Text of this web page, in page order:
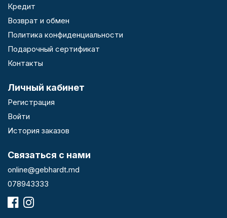
Кредит
Возврат и обмен
Политика конфиденциальности
Подарочный сертификат
Контакты
Личный кабинет
Регистрация
Войти
История заказов
Связаться с нами
online@gebhardt.md
078943333